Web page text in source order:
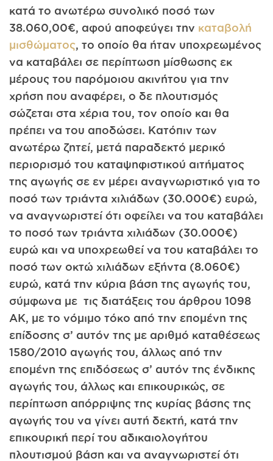
κατά το ανωτέρω συνολικό ποσό των
38.060,00€, αφού αποφεύγει την καταβολή
μισθώματος , το οποίο θα ήταν υποχρεωμένος
να καταβάλει σε περίπτωση μίσθωσης εκ
μέρους του παρόμοιου ακινήτου για την
χρήση που αναφέρει, ο δε πλουτισμός
σώζεται στα χέρια του, τον οποίο και θα
πρέπει να του αποδώσει. Κατόπιν των
ανωτέρω ζητεί, μετά παραδεκτό μερικό
περιορισμό του καταψηφιστικού αιτήματος
της αγωγής σε εν μέρει αναγνωριστικό για το
ποσό των τριάντα χιλιάδων (30.000€) ευρώ,
να αναγνωριστεί ότι οφείλει να του καταβάλει
το ποσό των τριάντα χιλιάδων (30.000€)
ευρώ και να υποχρεωθεί να του καταβάλει το
ποσό των οκτώ χιλιάδων εξήντα (8.060€)
ευρώ, κατά την κύρια βάση της αγωγής του,
σύμφωνα με τις διατάξεις του άρθρου 1098
ΑΚ, με το νόμιμο τόκο από την επομένη της
επίδοσης σ’ αυτόν της με αριθμό καταθέσεως
1580/2010 αγωγής του, άλλως από την
επομένη της επιδόσεως σ’ αυτόν της ένδικης
αγωγής του, άλλως και επικουρικώς, σε
περίπτωση απόρριψης της κυρίας βάσης της
αγωγής του να γίνει αυτή δεκτή, κατά την
επικουρική περί του αδικαιολογήτου
πλουτισμού βάση και να αναγνωριστεί ότι